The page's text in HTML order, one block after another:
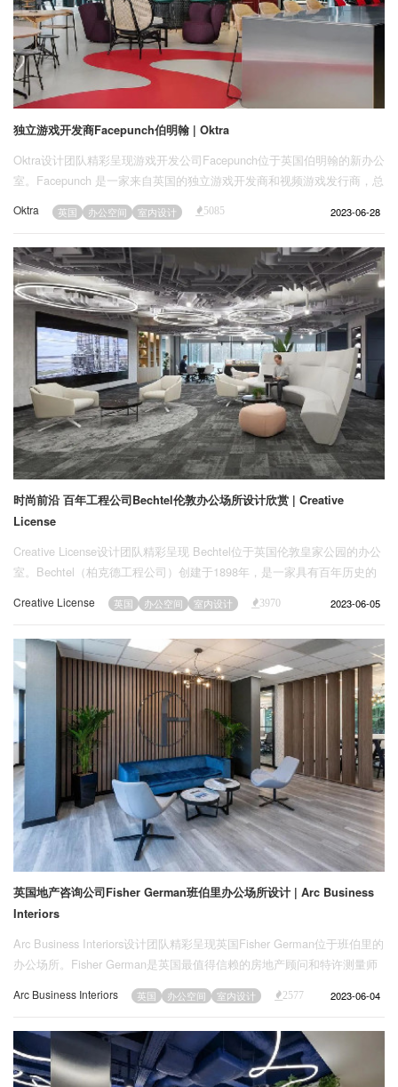
独立游戏开发商Facepunch伯明翰 | Oktra
Oktra设计团队精彩呈现游戏开发公司Facepunch位于英国伯明翰的新办公
室。Facepunch 是一家来自英国的独立游戏开发商和视频游戏发行商，总
和生存游戏《Rust》。
Oktra 英国 办公空间 室内设计 5085 2023-06-28
时尚前沿 百年工程公司Bechtel伦敦办公场所设计欣赏 | Creative
License
Creative License设计团队精彩呈现 Bechtel位于英国伦敦皇家公园的办公
室。Bechtel（柏克德工程公司）创建于1898年，是一家具有百年历史的
家族企业，也是具有国际一流水平的工程建设公司，总部位于旧金山。
Creative License 英国 办公空间 室内设计 3970 2023-06-05
英国地产咨询公司Fisher German班伯里办公场所设计 | Arc Business
Interiors
Arc Business Interiors设计团队精彩呈现英国Fisher German位于班伯里的
办公场所。Fisher German是英国最值得信赖的房地产顾问和特许测量师
之一，在全国设有29个办事处拥有750多名员工。
Arc Business Interiors 英国 办公空间 室内设计 2577 2023-06-04